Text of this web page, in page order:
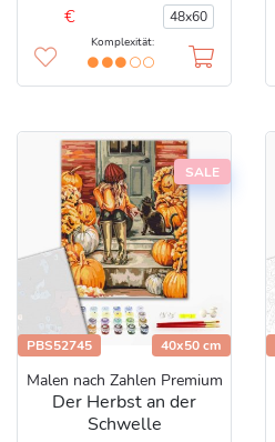
€
48x60
Komplexität:
SALE
PBS52745 40x50 cm
Malen nach Zahlen Premium
Der Herbst an der
Schwelle